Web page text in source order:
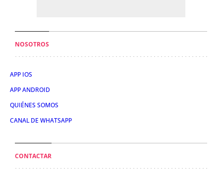
NOSOTROS
APP IOS
APP ANDROID
QUIÉNES SOMOS
CANAL DE WHATSAPP
CONTACTAR